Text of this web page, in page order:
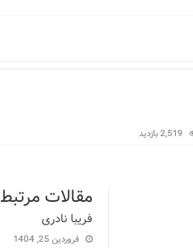
2,519 بازدید
مقالات مرتبط
فریبا نادری
فروردین 25, 1404